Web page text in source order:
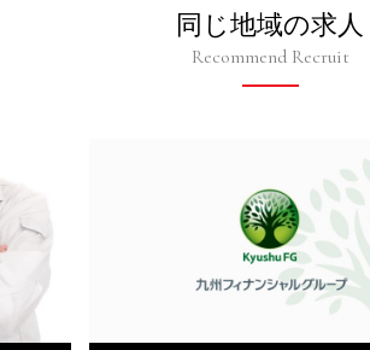
同じ地域の求人
Recommend Recruit